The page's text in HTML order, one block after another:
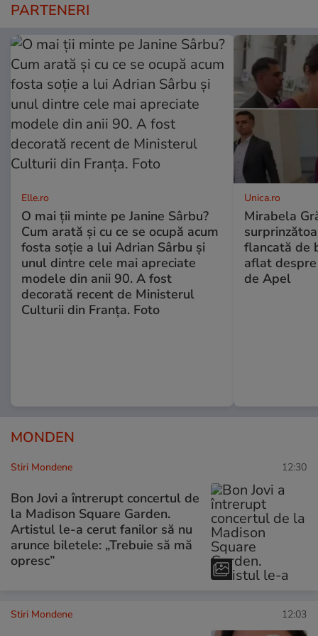
PARTENERI
Elle.ro
O mai ții minte pe Janine Sârbu?
Cum arată și cu ce se ocupă acum
fosta soție a lui Adrian Sârbu și
unul dintre cele mai apreciate
modele din anii 90. A fost
decorată recent de Ministerul
Culturii din Franța. Foto
Unica.ro
Mirabela
flancată de
aflat
de Apel
MONDEN
Stiri Mondene 12:30
Bon Jovi a întrerupt concertul de
la Madison Square Garden.
Artistul le-a cerut fanilor să nu
arunce biletele: „Trebuie să mă
opresc”
Stiri Mondene 12:03